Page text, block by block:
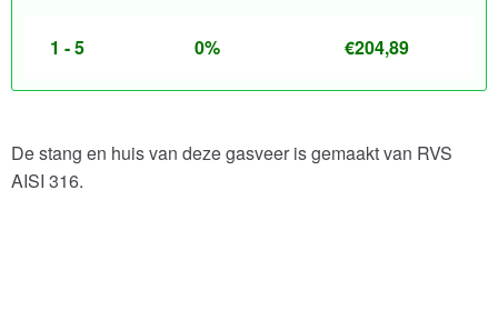
1 - 5 0% €204,89
De stang en huis van deze gasveer is gemaakt van RVS
AISI 316.